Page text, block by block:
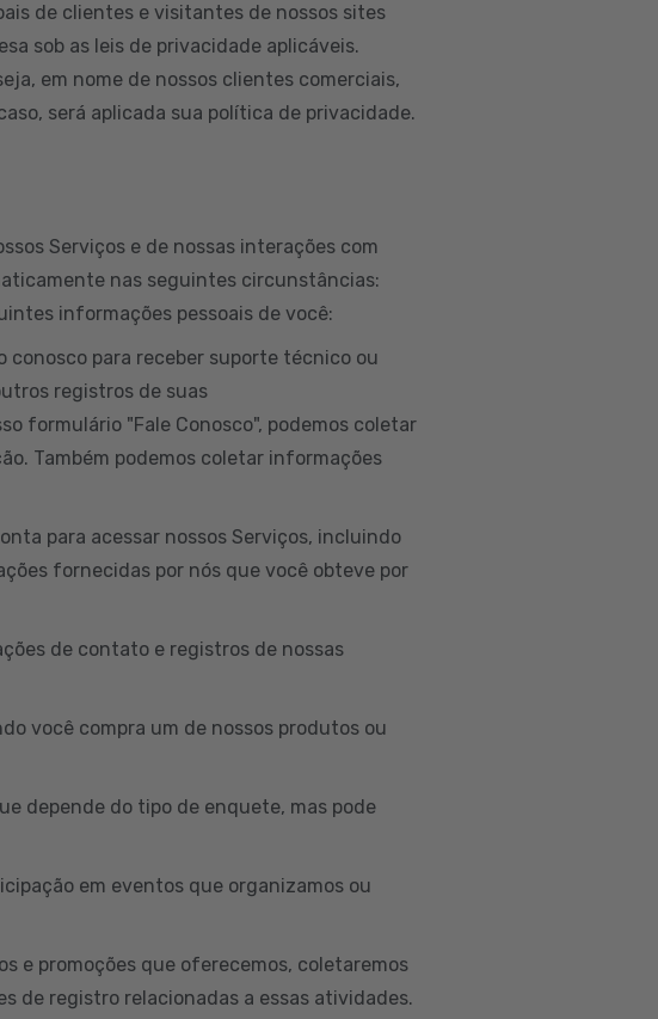
de clientes e visitantes de nossos sites
sob as leis de privacidade aplicáveis.
em nome de nossos clientes comerciais,
será aplicada sua política de privacidade.
Serviços e de nossas interações com
nas seguintes circunstâncias:
informações pessoais de você:
conosco para receber suporte técnico ou
registros de suas
formulário "Fale Conosco", podemos coletar
Também podemos coletar informações
para acessar nossos Serviços, incluindo
fornecidas por nós que você obteve por
de contato e registros de nossas
você compra um de nossos produtos ou
depende do tipo de enquete, mas pode
em eventos que organizamos ou
e promoções que oferecemos, coletaremos
de registro relacionadas a essas atividades.